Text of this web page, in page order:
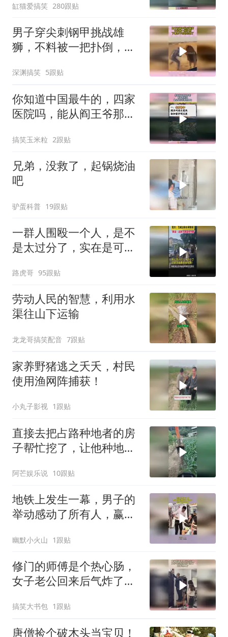
缸猫爱搞笑 280跟贴
男子穿尖刺钢甲挑战雄
狮，不料被一把扑倒，下
深渊搞笑 5跟贴
你知道中国最牛的，四家
医院吗，能从阎王爷那抢
搞笑玉米粒 2跟贴
兄弟，没救了，起锅烧油
吧
驴蛋科普 19跟贴
一群人围殴一个人，是不
是太过分了，实在是可
路虎哥 95跟贴
劳动人民的智慧，利用水
渠往山下运输
龙龙哥搞笑配音 7跟贴
家养野猪逃之夭夭，村民
使用渔网阵捕获！
小丸子影视 1跟贴
直接去把占路种地者的房
子帮忙挖了，让他种地，
阿芒娱乐说 10跟贴
地铁上发生一幕，男子的
举动感动了所有人，赢得
幽默小火山 1跟贴
修门的师傅是个热心肠，
女子老公回来后气炸了，
搞笑大书包 1跟贴
唐僧捡个破木头当宝贝！